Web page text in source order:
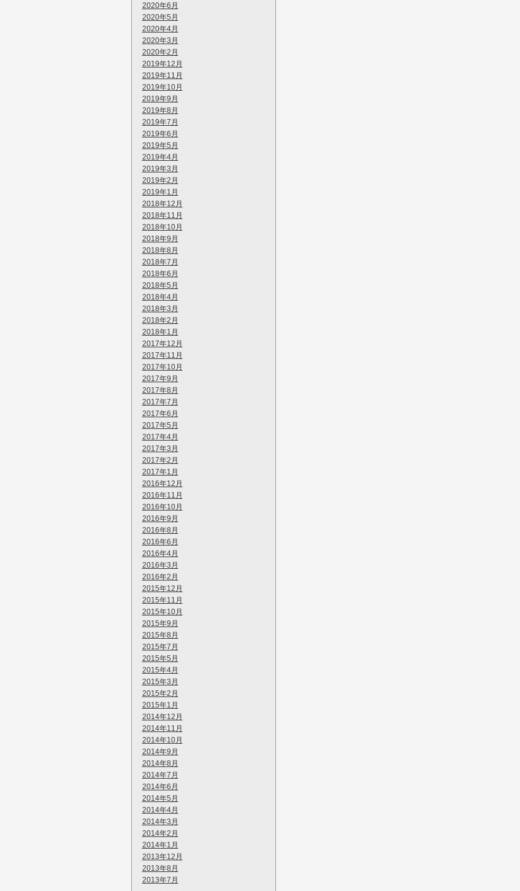
2020年6月
2020年5月
2020年4月
2020年3月
2020年2月
2019年12月
2019年11月
2019年10月
2019年9月
2019年8月
2019年7月
2019年6月
2019年5月
2019年4月
2019年3月
2019年2月
2019年1月
2018年12月
2018年11月
2018年10月
2018年9月
2018年8月
2018年7月
2018年6月
2018年5月
2018年4月
2018年3月
2018年2月
2018年1月
2017年12月
2017年11月
2017年10月
2017年9月
2017年8月
2017年7月
2017年6月
2017年5月
2017年4月
2017年3月
2017年2月
2017年1月
2016年12月
2016年11月
2016年10月
2016年9月
2016年8月
2016年6月
2016年4月
2016年3月
2016年2月
2015年12月
2015年11月
2015年10月
2015年9月
2015年8月
2015年7月
2015年5月
2015年4月
2015年3月
2015年2月
2015年1月
2014年12月
2014年11月
2014年10月
2014年9月
2014年8月
2014年7月
2014年6月
2014年5月
2014年4月
2014年3月
2014年2月
2014年1月
2013年12月
2013年8月
2013年7月